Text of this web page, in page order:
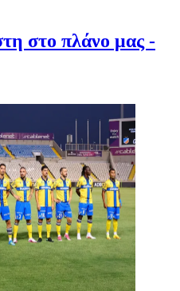
στο πλάνο μας -